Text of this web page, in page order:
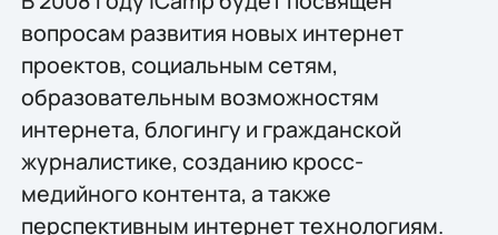
вопросам развития новых интернет
проектов, социальным сетям,
образовательным возможностям
интернета, блогингу и гражданской
журналистике, созданию кросс-
медийного контента, а также
перспективным интернет технологиям.